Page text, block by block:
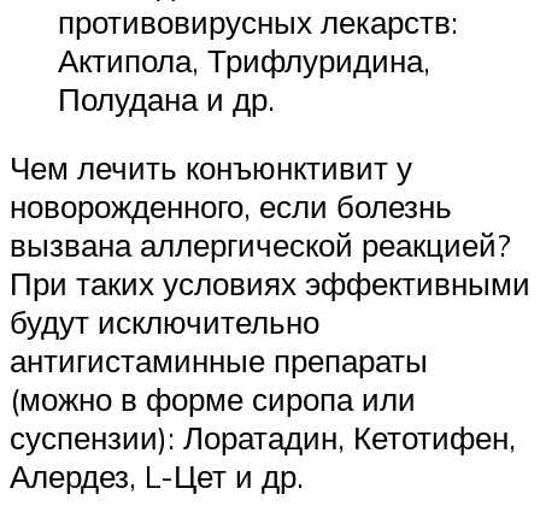
противовирусных лекарств:
Актипола, Трифлуридина,
Полудана и др.
Чем лечить конъюнктивит у
новорожденного, если болезнь
вызвана аллергической реакцией?
При таких условиях эффективными
будут исключительно
антигистаминные препараты
(можно в форме сиропа или
суспензии): Лоратадин, Кетотифен,
Алердез, L-Цет и др.